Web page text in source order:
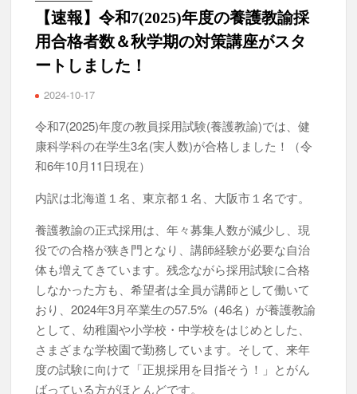
8/9,22にオープンキャンパスを開催します！
【速報】令和7(2025)年度の養護教諭採
用合格者数＆秋学期の対策講座がスタ
ートしました！
2024-10-17
令和7(2025)年度の教員採用試験(養護教諭)では、健
康科学科の在学生3名(実人数)が合格しました！（令
和6年10月11日現在）
内訳は北海道１名、東京都１名、大阪市１名です。
養護教諭の正式採用は、年々募集人数が減少し、現
役での合格が狭き門となり、講師経験が必要な自治
体も増えてきています。残念ながら採用試験に合格
しなかった方も、希望者は全員が講師として働いて
おり、2024年3月卒業生の57.5%（46名）が養護教諭
として、幼稚園や小学校・中学校をはじめとした、
さまざまな学校園で勤務しています。そして、来年
度の試験に向けて「正規採用を目指そう！」とがん
ばっている方がほとんどです。